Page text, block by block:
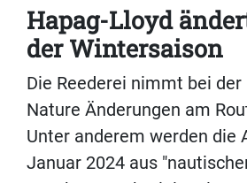
Hapag-Lloyd
der Wintersaison
Die Reederei nimmt bei
Nature Änderungen am
Unter anderem werden die
Januar 2024 aus